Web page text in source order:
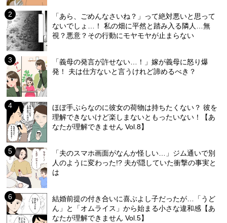
「あら、ごめんなさいね？」って絶対悪いと思って
ないでしょ…！ 私の畑に平然と踏み入る隣人…無
視？悪意？その行動にモヤモヤが止まらない
「義母の発言が許せない…！」嫁が義母に怒り爆
発！ 夫は仕方ないと言うけれど諦めるべき？
ほぼ手ぶらなのに彼女の荷物は持ちたくない？ 彼を
理解できないけど楽しまないともったいない！【あ
なたが理解できません Vol.8】
「夫のスマホ画面がなんか怪しい…」ジム通いで別
人のように変わった!? 夫が隠していた衝撃の事実と
は
結婚前提の付き合いに喜ぶよし子だったが…「うど
ん」と「オムライス」から始まる小さな違和感【あ
なたが理解できません Vol.5】